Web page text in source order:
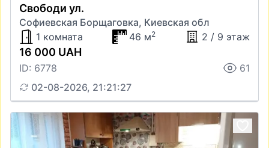
Свободи ул.
Софиевская Борщаговка, Киевская обл
1 комната
46 м2 2 / 9 этаж
16 000 UAH
ID: 6778
61
02-08-2026, 21:21:27